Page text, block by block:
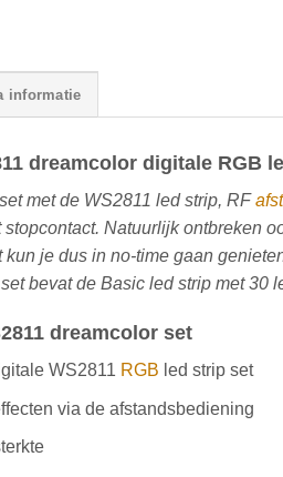
informatie
dreamcolor digitale RGB
met de WS2811 led strip, RF
stopcontact. Natuurlijk ontbreken
kun je dus in no-time gaan
bevat de Basic led strip met 30
dreamcolor set
WS2811 RGB led strip set
via de afstandsbediening